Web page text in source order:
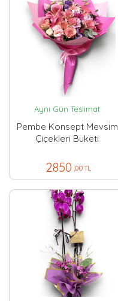
Aynı Gün Teslimat
Pembe Konsept Mevsim
Çiçekleri Buketi
2850 ,00 TL